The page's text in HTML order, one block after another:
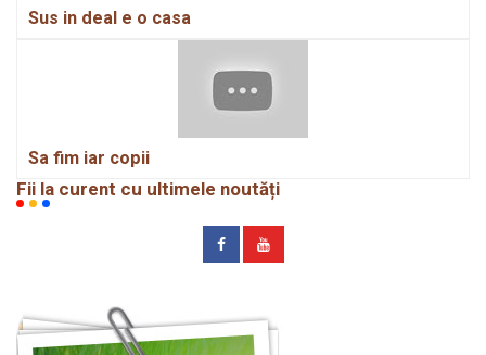
Sus in deal e o casa
Sa fim iar copii
Fii la curent cu ultimele noutăți